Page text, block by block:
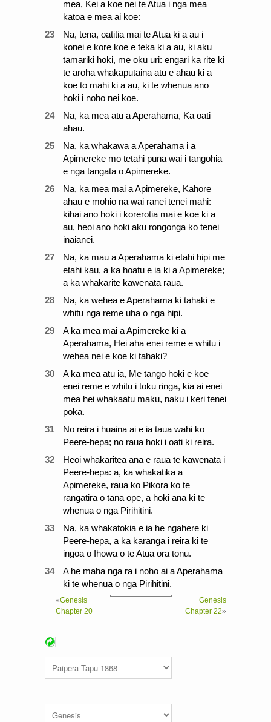
mea, Kei a koe nei te Atua i nga mea
katoa e mea ai koe:
23
Na, tena, oatitia mai te Atua ki a au i
konei e kore koe e teka ki a au, ki aku
tamariki hoki, me oku uri: engari ka rite ki
te aroha whakaputaina atu e ahau ki a
koe to mahi ki a au, ki te whenua ano
hoki i noho nei koe.
24
Na, ka mea atu a Aperahama, Ka oati
ahau.
25
Na, ka whakawa a Aperahama i a
Apimereke mo tetahi puna wai i tangohia
e nga tangata o Apimereke.
26
Na, ka mea mai a Apimereke, Kahore
ahau e mohio na wai ranei tenei mahi:
kihai ano hoki i korerotia mai e koe ki a
au, heoi ano hoki aku rongonga ko tenei
inaianei.
27
Na, ka mau a Aperahama ki etahi hipi me
etahi kau, a ka hoatu e ia ki a Apimereke;
a ka whakarite kawenata raua.
28
Na, ka wehea e Aperahama ki tahaki e
whitu nga reme uha o nga hipi.
29
A ka mea mai a Apimereke ki a
Aperahama, Hei aha enei reme e whitu i
wehea nei e koe ki tahaki?
30
A ka mea atu ia, Me tango hoki e koe
enei reme e whitu i toku ringa, kia ai enei
mea hei whakaatu maku, naku i keri tenei
poka.
31
No reira i huaina ai e ia taua wahi ko
Peere-hepa; no raua hoki i oati ki reira.
32
Heoi whakaritea ana e raua te kawenata i
Peere-hepa: a, ka whakatika a
Apimereke, raua ko Pikora ko te
rangatira o tana ope, a hoki ana ki te
whenua o nga Pirihitini.
33
Na, ka whakatokia e ia he ngahere ki
Peere-hepa, a ka karanga i reira ki te
ingoa o Ihowa o te Atua ora tonu.
34
A he maha nga ra i noho ai a Aperahama
ki te whenua o nga Pirihitini.
«Genesis
Chapter 20
Genesis
Chapter 22»